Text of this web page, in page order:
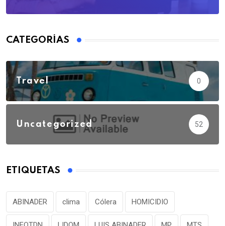
CATEGORÍAS
Travel 0
Uncategorized 52
ETIQUETAS
ABINADER clima Cólera HOMICIDIO